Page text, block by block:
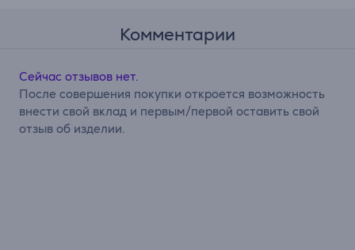
Комментарии
Сейчас отзывов нет.
После совершения покупки откроется возможность
внести свой вклад и первым/первой оставить свой
отзыв об изделии.